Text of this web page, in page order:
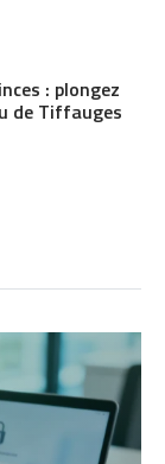
: plongez
de Tiffauges